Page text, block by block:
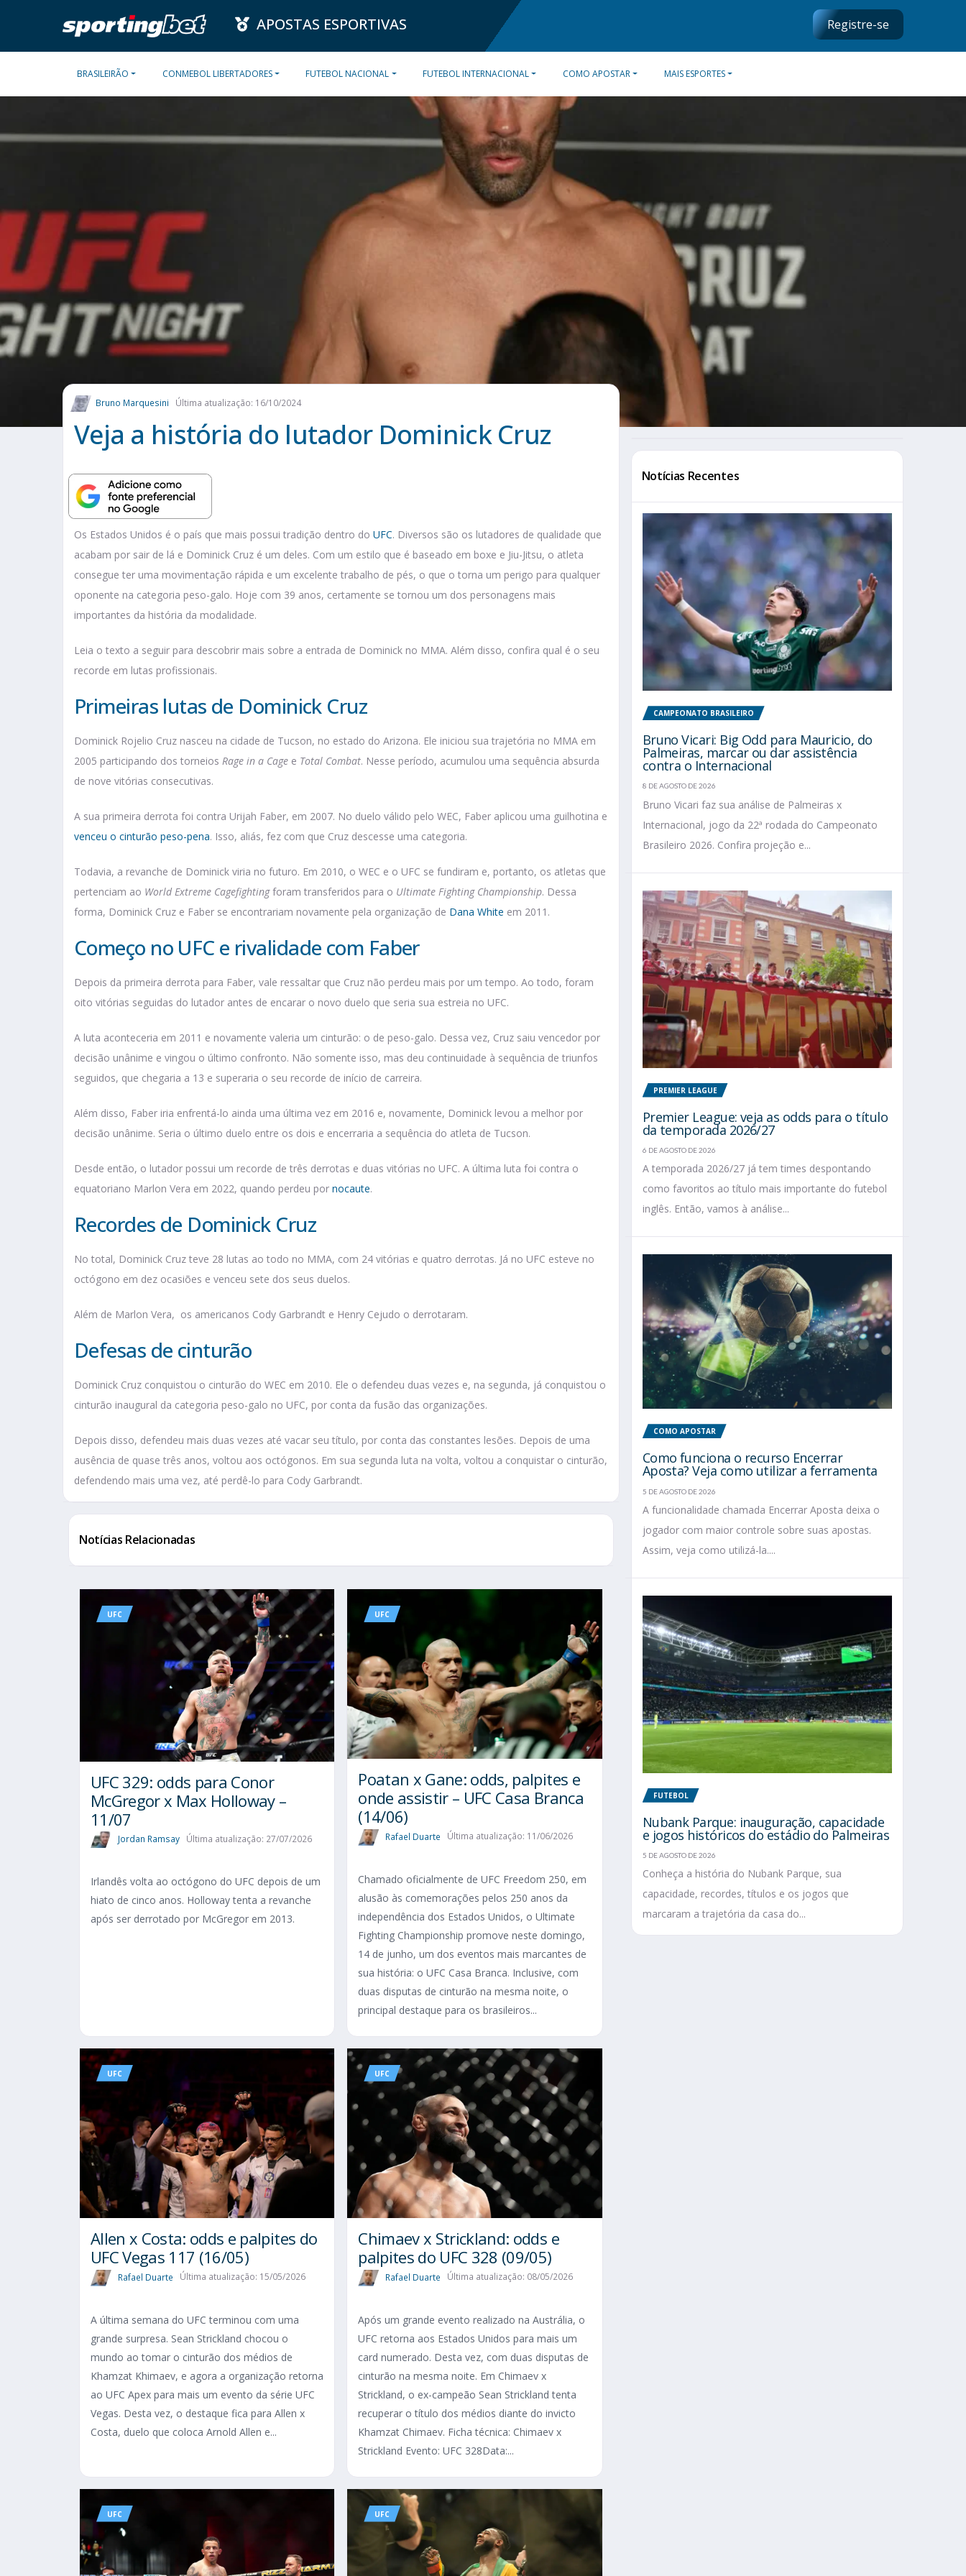
APOSTAS ESPORTIVAS Registre-se
BRASILEIRÃO CONMEBOL LIBERTADORES FUTEBOL NACIONAL FUTEBOL INTERNACIONAL COMO APOSTAR MAIS ESPORTES
Bruno Marquesini Última atualização: 16/10/2024
Veja a história do lutador Dominick Cruz
Os Estados Unidos é o país que mais possui tradição dentro do UFC. Diversos são os lutadores de qualidade que
acabam por sair de lá e Dominick Cruz é um deles. Com um estilo que é baseado em boxe e Jiu-Jitsu, o atleta
consegue ter uma movimentação rápida e um excelente trabalho de pés, o que o torna um perigo para qualquer
oponente na categoria peso-galo. Hoje com 39 anos, certamente se tornou um dos personagens mais
importantes da história da modalidade.
Leia o texto a seguir para descobrir mais sobre a entrada de Dominick no MMA. Além disso, confira qual é o seu
recorde em lutas profissionais.
Primeiras lutas de Dominick Cruz
Dominick Rojelio Cruz nasceu na cidade de Tucson, no estado do Arizona. Ele iniciou sua trajetória no MMA em
2005 participando dos torneios Rage in a Cage e Total Combat. Nesse período, acumulou uma sequência absurda
de nove vitórias consecutivas.
A sua primeira derrota foi contra Urijah Faber, em 2007. No duelo válido pelo WEC, Faber aplicou uma guilhotina e
venceu o cinturão peso-pena. Isso, aliás, fez com que Cruz descesse uma categoria.
Todavia, a revanche de Dominick viria no futuro. Em 2010, o WEC e o UFC se fundiram e, portanto, os atletas que
pertenciam ao World Extreme Cagefightingforam transferidos para o Ultimate Fighting Championship. Dessa
forma, Dominick Cruz e Faber se encontrariam novamente pela organização de Dana White em 2011.
Começo no UFC e rivalidade com Faber
Depois da primeira derrota para Faber, vale ressaltar que Cruz não perdeu mais por um tempo. Ao todo, foram
oito vitórias seguidas do lutador antes de encarar o novo duelo que seria sua estreia no UFC.
A luta aconteceria em 2011 e novamente valeria um cinturão: o de peso-galo. Dessa vez, Cruz saiu vencedor por
decisão unânime e vingou o último confronto. Não somente isso, mas deu continuidade à sequência de triunfos
seguidos, que chegaria a 13 e superaria o seu recorde de início de carreira.
Além disso, Faber iria enfrentá-lo ainda uma última vez em 2016 e, novamente, Dominick levou a melhor por
decisão unânime. Seria o último duelo entre os dois e encerraria a sequência do atleta de Tucson.
Desde então, o lutador possui um recorde de três derrotas e duas vitórias no UFC. A última luta foi contra o
equatoriano Marlon Vera em 2022, quando perdeu por nocaute.
Recordes de Dominick Cruz
No total, Dominick Cruz teve 28 lutas ao todo no MMA, com 24 vitórias e quatro derrotas. Já no UFC esteve no
octógono em dez ocasiões e venceu sete dos seus duelos.
Além de Marlon Vera, os americanos Cody Garbrandt e Henry Cejudo o derrotaram.
Defesas de cinturão
Dominick Cruz conquistou o cinturão do WEC em 2010. Ele o defendeu duas vezes e, na segunda, já conquistou o
cinturão inaugural da categoria peso-galo no UFC, por conta da fusão das organizações.
Depois disso, defendeu mais duas vezes até vacar seu título, por conta das constantes lesões. Depois de uma
ausência de quase três anos, voltou aos octógonos. Em sua segunda luta na volta, voltou a conquistar o cinturão,
defendendo mais uma vez, até perdê-lo para Cody Garbrandt.
Notícias Relacionadas
UFC
UFC 329: odds para Conor
McGregor x Max Holloway –
11/07
Jordan Ramsay Última atualização: 27/07/2026
Irlandês volta ao octógono do UFC depois de um
hiato de cinco anos. Holloway tenta a revanche
após ser derrotado por McGregor em 2013.
UFC
Poatan x Gane: odds, palpites e
onde assistir – UFC Casa Branca
(14/06)
Rafael Duarte Última atualização: 11/06/2026
Chamado oficialmente de UFC Freedom 250, em
alusão às comemorações pelos 250 anos da
independência dos Estados Unidos, o Ultimate
Fighting Championship promove neste domingo,
14 de junho, um dos eventos mais marcantes de
sua história: o UFC Casa Branca. Inclusive, com
duas disputas de cinturão na mesma noite, o
principal destaque para os brasileiros...
UFC
Allen x Costa: odds e palpites do
UFC Vegas 117 (16/05)
Rafael Duarte Última atualização: 15/05/2026
A última semana do UFC terminou com uma
grande surpresa. Sean Strickland chocou o
mundo ao tomar o cinturão dos médios de
Khamzat Khimaev, e agora a organização retorna
ao UFC Apex para mais um evento da série UFC
Vegas. Desta vez, o destaque fica para Allen x
Costa, duelo que coloca Arnold Allen e...
UFC
Chimaev x Strickland: odds e
palpites do UFC 328 (09/05)
Rafael Duarte Última atualização: 08/05/2026
Após um grande evento realizado na Austrália, o
UFC retorna aos Estados Unidos para mais um
card numerado. Desta vez, com duas disputas de
cinturão na mesma noite. Em Chimaev x
Strickland, o ex-campeão Sean Strickland tenta
recuperar o título dos médios diante do invicto
Khamzat Chimaev. Ficha técnica: Chimaev x
Strickland Evento: UFC 328Data:...
UFC UFC
Notícias Recentes
CAMPEONATO BRASILEIRO
Bruno Vicari: Big Odd para Mauricio, do
Palmeiras, marcar ou dar assistência
contra o Internacional
8 DE AGOSTO DE 2026
Bruno Vicari faz sua análise de Palmeiras x
Internacional, jogo da 22ª rodada do Campeonato
Brasileiro 2026. Confira projeção e...
PREMIER LEAGUE
Premier League: veja as odds para o título
da temporada 2026/27
6 DE AGOSTO DE 2026
A temporada 2026/27 já tem times despontando
como favoritos ao título mais importante do futebol
inglês. Então, vamos à análise...
COMO APOSTAR
Como funciona o recurso Encerrar
Aposta? Veja como utilizar a ferramenta
5 DE AGOSTO DE 2026
A funcionalidade chamada Encerrar Aposta deixa o
jogador com maior controle sobre suas apostas.
Assim, veja como utilizá-la....
FUTEBOL
Nubank Parque: inauguração, capacidade
e jogos históricos do estádio do Palmeiras
5 DE AGOSTO DE 2026
Conheça a história do Nubank Parque, sua
capacidade, recordes, títulos e os jogos que
marcaram a trajetória da casa do...